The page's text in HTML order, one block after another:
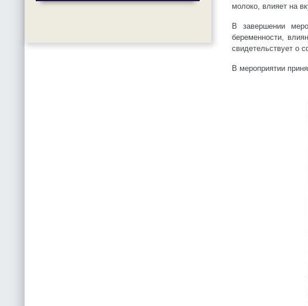
молоко, влияет на
В завершении
беременности,
свидетельствует о
В мероприятии